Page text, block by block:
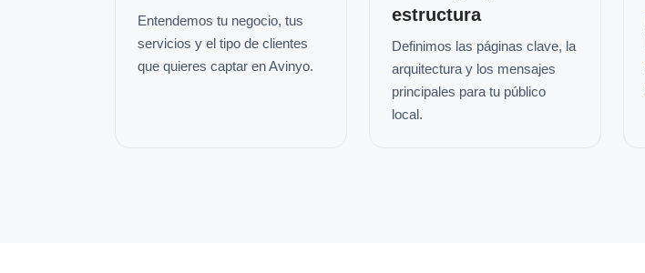
Entendemos tu negocio, tus
servicios y el tipo de clientes
que quieres captar en Avinyo.
estructura
Definimos las páginas clave, la
arquitectura y los mensajes
principales para tu público
local.